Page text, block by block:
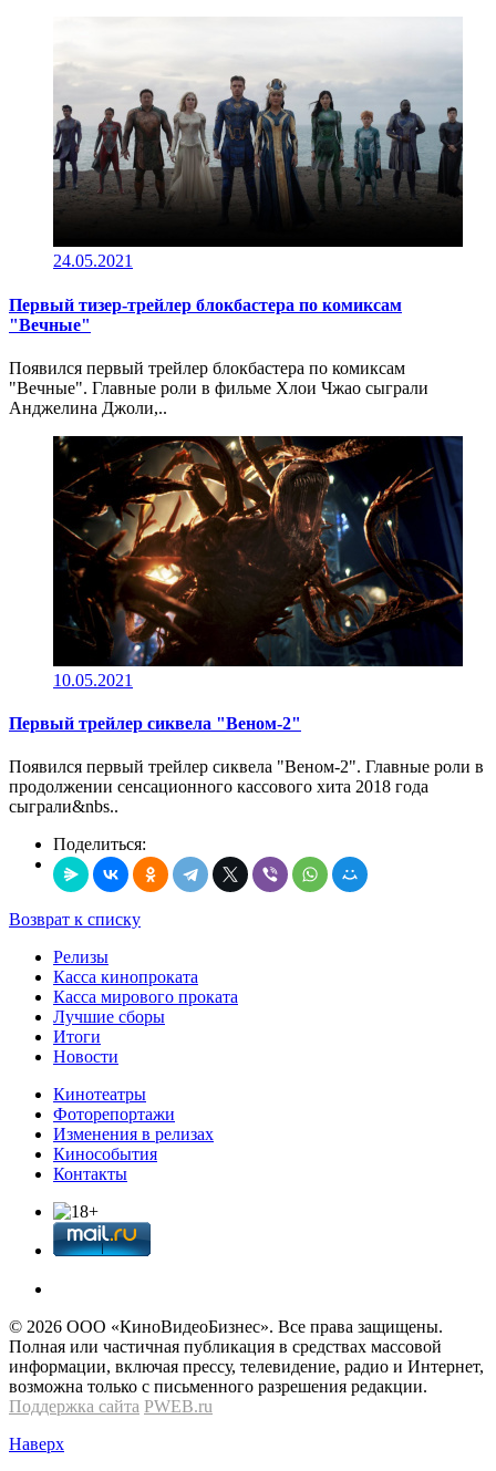
24.05.2021
Первый тизер-трейлер блокбастера по комиксам
"Вечные"
Появился первый трейлер блокбастера по комиксам
"Вечные". Главные роли в фильме Хлои Чжао сыграли
Анджелина Джоли,..
10.05.2021
Первый трейлер сиквела "Веном-2"
Появился первый трейлер сиквела "Веном-2". Главные роли в
продолжении сенсационного кассового хита 2018 года
сыграли&nbs..
Поделиться:
Возврат к списку
Релизы
Касса кинопроката
Касса мирового проката
Лучшие сборы
Итоги
Новости
Кинотеатры
Фоторепортажи
Изменения в релизах
Кинособытия
Контакты
© 2026 OOО «КиноВидеоБизнес». Все права защищены.
Полная или частичная публикация в средствах массовой
информации, включая прессу, телевидение, радио и Интернет,
возможна только с письменного разрешения редакции.
Поддержка сайта PWEB.ru
Наверх